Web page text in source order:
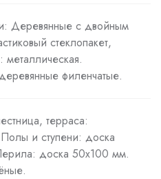
Деревянные с двойным
стеклопакет,
филенчатые.
терраса:
и ступени: доска
доска 50х100 мм.